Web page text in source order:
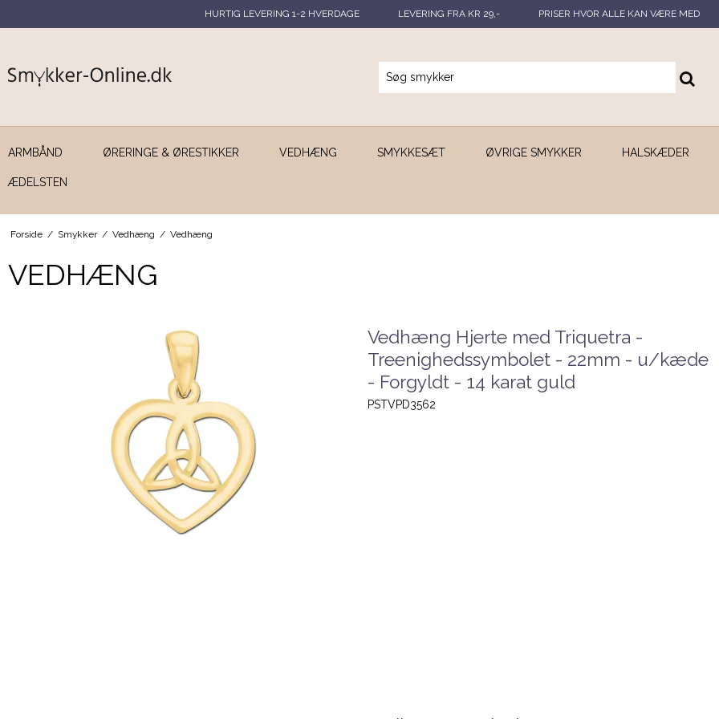
HURTIG LEVERING 1-2 HVERDAGE LEVERING FRA KR 29,- PRISER HVOR ALLE KAN VÆRE MED
ARMBÅND ØRERINGE & ØRESTIKKER VEDHÆNG SMYKKESÆT ØVRIGE SMYKKER HALSKÆDER
ÆDELSTEN
Forside / Smykker / Vedhæng / Vedhæng
VEDHÆNG
Vedhæng Hjerte med Triquetra -
Treenighedssymbolet - 22mm - u/kæde
- Forgyldt - 14 karat guld
PSTVPD3562